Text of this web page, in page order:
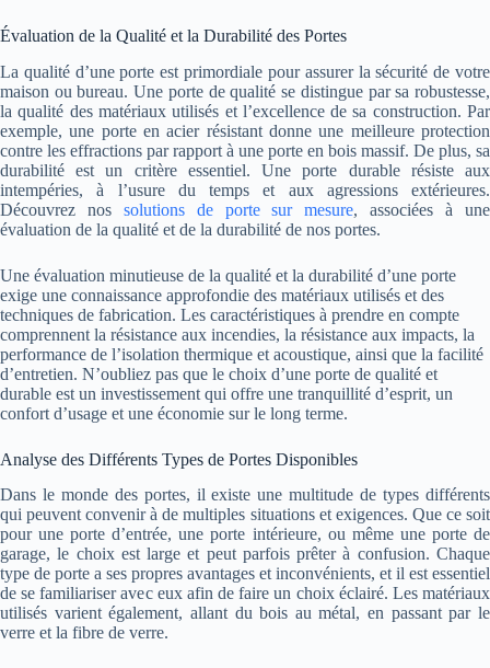
Évaluation de la Qualité et la Durabilité des Portes
La qualité d’une porte est primordiale pour assurer la sécurité de votre
maison ou bureau. Une porte de qualité se distingue par sa robustesse,
la qualité des matériaux utilisés et l’excellence de sa construction. Par
exemple, une porte en acier résistant donne une meilleure protection
contre les effractions par rapport à une porte en bois massif. De plus, sa
durabilité est un critère essentiel. Une porte durable résiste aux
intempéries, à l’usure du temps et aux agressions extérieures.
Découvrez nos solutions de porte sur mesure, associées à une
évaluation de la qualité et de la durabilité de nos portes.
Une évaluation minutieuse de la qualité et la durabilité d’une porte
exige une connaissance approfondie des matériaux utilisés et des
techniques de fabrication. Les caractéristiques à prendre en compte
comprennent la résistance aux incendies, la résistance aux impacts, la
performance de l’isolation thermique et acoustique, ainsi que la facilité
d’entretien. N’oubliez pas que le choix d’une porte de qualité et
durable est un investissement qui offre une tranquillité d’esprit, un
confort d’usage et une économie sur le long terme.
Analyse des Différents Types de Portes Disponibles
Dans le monde des portes, il existe une multitude de types différents
qui peuvent convenir à de multiples situations et exigences. Que ce soit
pour une porte d’entrée, une porte intérieure, ou même une porte de
garage, le choix est large et peut parfois prêter à confusion. Chaque
type de porte a ses propres avantages et inconvénients, et il est essentiel
de se familiariser avec eux afin de faire un choix éclairé. Les matériaux
utilisés varient également, allant du bois au métal, en passant par le
verre et la fibre de verre.